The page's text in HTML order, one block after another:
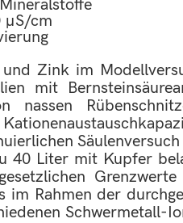
µS/cm
Zink im
mit
nassen
Säulenversuch
40 Liter mit Kupfer
im Rahmen der
Schwermetall-